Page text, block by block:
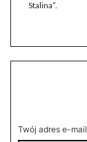
Stalina”.
Twój adres e-mail